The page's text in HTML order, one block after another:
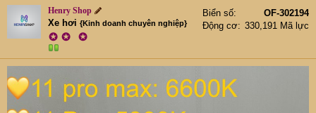
iPad Pro M4 11" 256GB Wifi pin100: 20,500K
iPad Pro 2018 11" 64GB 4G: 8200K
iPad Pro 10.5" 64GB 4G: 3999K
iPad Pro 9.7" 32GB 4G: 2700K (128GB: 3200K)
iPad Air 7 M3 11" 128GB Wifi pin100 Fullbox:
12,999K
Henry Shop
Xe hơi {Kinh doanh chuyên nghiệp}
✪ ✪ ✪
Biển số
OF-302194
Động cơ
330,191 Mã lực